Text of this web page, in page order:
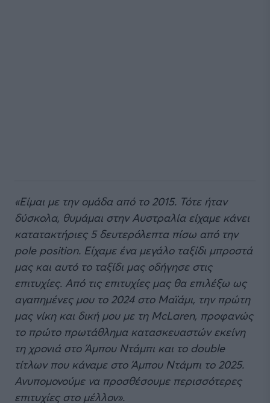
«Είμαι με την ομάδα από το 2015. Τότε ήταν
δύσκολα, θυμάμαι στην Αυστραλία είχαμε κάνει
κατατακτήριες 5 δευτερόλεπτα πίσω από την
pole position. Είχαμε ένα μεγάλο ταξίδι μπροστά
μας και αυτό το ταξίδι μας οδήγησε στις
επιτυχίες. Από τις επιτυχίες μας θα επιλέξω ως
αγαπημένες μου το 2024 στο Μαϊάμι, την πρώτη
μας νίκη και δική μου με τη McLaren, προφανώς
το πρώτο πρωτάθλημα κατασκευαστών εκείνη
τη χρονιά στο Άμπου Ντάμπι και το double
τίτλων που κάναμε στο Άμπου Ντάμπι το 2025.
Ανυπομονούμε να προσθέσουμε περισσότερες
επιτυχίες στο μέλλον».